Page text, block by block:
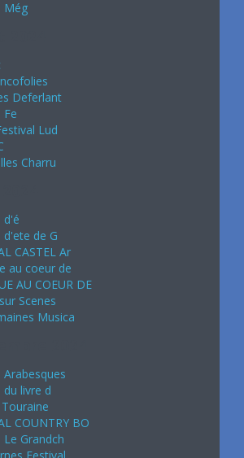
Még
Deferlant
Fe
Lud
Charru
d'é
d'ete de G
CASTEL Ar
au coeur de
AU COEUR DE
Scenes
Musica
Arabesques
du livre d
Touraine
COUNTRY BO
Le Grandch